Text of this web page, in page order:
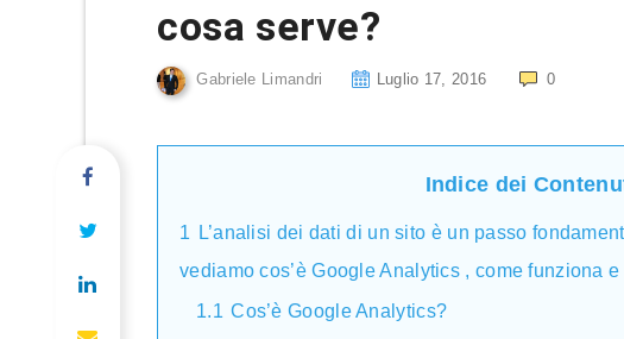
cosa serve?
Gabriele Limandri Luglio 17, 2016 0
Indice dei
1 L’analisi dei dati di un sito è un passo
vediamo cos’è Google Analytics , come funziona
1.1 Cos’è Google Analytics?